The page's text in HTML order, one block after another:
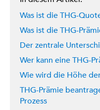
Was ist die THG-
Was ist die THG-
Der zentrale
Wer kann eine THG-
Wie wird die Höhe
THG-Prämie
Prozess